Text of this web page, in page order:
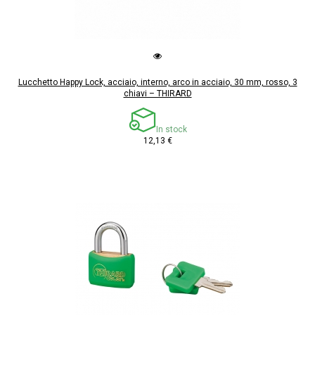
Lucchetto Happy Lock, acciaio, interno, arco in acciaio, 30 mm, rosso, 3
chiavi – THIRARD
In stock
12,13 €